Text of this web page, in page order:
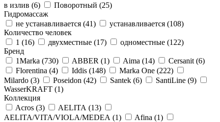
в излив (6) Поворотный (25)
Гидромассаж
не устанавливается (41) устанавливается (108)
Количество человек
1 (16) двухместные (17) одноместные (122)
Бренд
1Marka (730) ABBER (1) Aima (14) Cersanit (6)
Florentina (4) Iddis (148) Marka One (222)
Milardo (3) Poseidon (42) Santek (6) SantiLine (9)
WasserKRAFT (1)
Коллекция
Acros (3) AELITA (13)
AELITA/VITA/VIOLA/MEDEA (1) Afina (1)